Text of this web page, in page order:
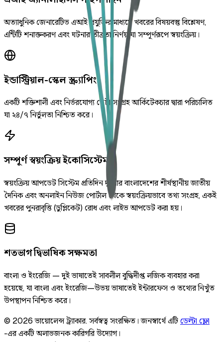
অত্যাধুনিক জেনারেটিভ এআই প্রযুক্তির মাধ্যমে খবরের বিষয়বস্তু বিশ্লেষণ,
এন্টিটি শনাক্তকরণ এবং ঘটনার তীব্রতা নির্ণয় যা সম্পূর্ণরূপে স্বয়ংক্রিয়।
ইন্ডাস্ট্রিয়াল-স্কেল স্ক্র্যাপিং
একটি শক্তিশালী এবং নির্ভরযোগ্য ডেটা সংগ্রহ আর্কিটেকচার দ্বারা পরিচালিত
যা ২৪/৭ নির্ভুলতা নিশ্চিত করে।
সম্পূর্ণ স্বয়ংক্রিয় ইকোসিস্টেম
স্বয়ংক্রিয় আপডেট সিস্টেম প্রতিদিন দুইবার বাংলাদেশের শীর্ষস্থানীয় জাতীয়
দৈনিক এবং অনলাইন নিউজ পোর্টাল থেকে স্বয়ংক্রিয়ভাবে তথ্য সংগ্রহ, একই
খবরের পুনরাবৃত্তি (ডুপ্লিকেট) রোধ এবং লাইভ আপডেট করা হয়।
শতভাগ দ্বিভাষিক সক্ষমতা
বাংলা ও ইংরেজি — দুই ভাষাতেই সাবলীল বুদ্ধিদীপ্ত লজিক ব্যবহার করা
হয়েছে, যা বাংলা এবং ইংরেজি—উভয় ভাষাতেই ইন্টারফেস ও তথ্যের নিখুঁত
উপস্থাপন নিশ্চিত করে।
© 2026 ভায়োলেন্স ট্র্যাকার.সর্বস্বত্ব সংরক্ষিত। জনস্বার্থে এটিডেল্টা ফ্লো
-এর একটি অলাভজনক কারিগরি উদ্যোগ।